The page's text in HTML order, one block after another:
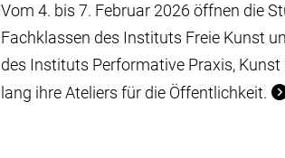
Vom 4. bis 7. Februar 2026 öffnen die
Fachklassen des Instituts Freie Kunst
des Instituts Performative Praxis, Kunst
lang ihre Ateliers für die Öffentlichkeit.